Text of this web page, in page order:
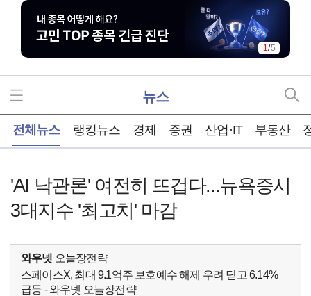
1/5
뉴스
전체뉴스 랭킹뉴스 경제 증권 산업·IT 부동산
'AI 낙관론' 여전히 뜨겁다...뉴욕증시
3대지수 '최고치' 마감
와우넷 오늘장전략
스페이스X, 최대 9.1억주 보호예수 해제 우려 딛고 6.14%
급등 - 와우넷 오늘장전략